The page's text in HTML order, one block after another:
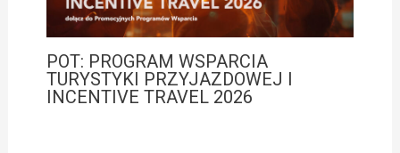
POT: PROGRAM WSPARCIA
TURYSTYKI PRZYJAZDOWEJ I
INCENTIVE TRAVEL 2026